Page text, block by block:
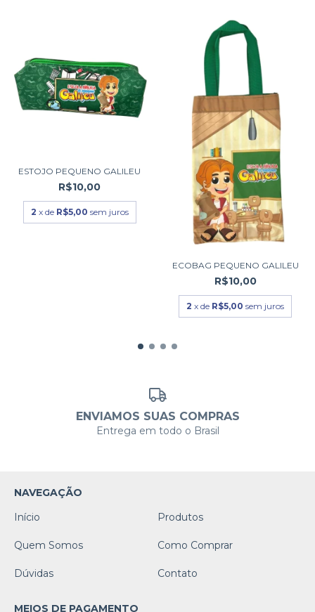
ESTOJO PEQUENO GALILEU
R$10,00
2 x de R$5,00 sem juros
ECOBAG PEQUENO GALILEU
R$10,00
2 x de R$5,00 sem juros
ENVIAMOS SUAS COMPRAS
Entrega em todo o Brasil
NAVEGAÇÃO
Início
Produtos
Quem Somos Como Comprar
Dúvidas Contato
MEIOS DE PAGAMENTO